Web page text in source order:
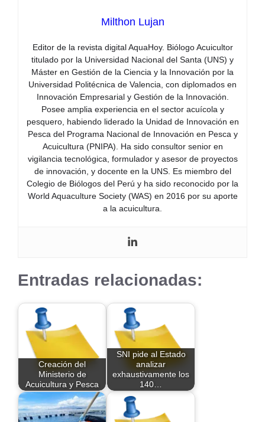
Milthon Lujan
Editor de la revista digital AquaHoy. Biólogo Acuicultor
titulado por la Universidad Nacional del Santa (UNS) y
Máster en Gestión de la Ciencia y la Innovación por la
Universidad Politécnica de Valencia, con diplomados en
Innovación Empresarial y Gestión de la Innovación.
Posee amplia experiencia en el sector acuícola y
pesquero, habiendo liderado la Unidad de Innovación en
Pesca del Programa Nacional de Innovación en Pesca y
Acuicultura (PNIPA). Ha sido consultor senior en
vigilancia tecnológica, formulador y asesor de proyectos
de innovación, y docente en la UNS. Es miembro del
Colegio de Biólogos del Perú y ha sido reconocido por la
World Aquaculture Society (WAS) en 2016 por su aporte
a la acuicultura.
Entradas relacionadas:
Creación del
Ministerio de
Acuicultura y Pesca
SNI pide al Estado
analizar
exhaustivamente los
140…